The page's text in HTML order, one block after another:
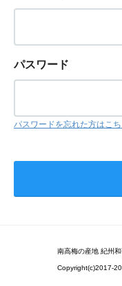
パスワード
パスワードを忘れた方はこち
南高梅の産地 紀州
Copyright(c)2017-